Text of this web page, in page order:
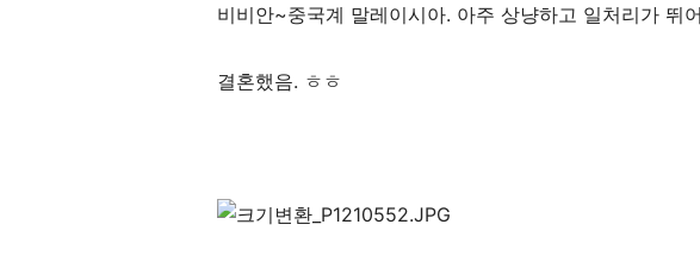
비비안~중국계 말레이시아. 아주 상냥하고 일처리가 뛰
결혼했음. ㅎㅎ